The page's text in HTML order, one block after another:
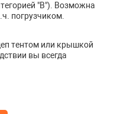
"В"). Возможна
погрузчиком.
тентом или крышкой
вы всегда